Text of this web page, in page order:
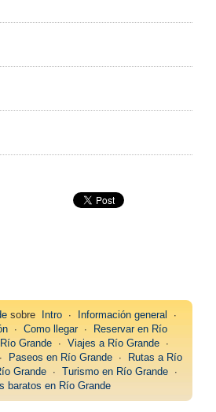
sobre Intro ∙ Información general
∙
∙ Como llegar∙
Reservar en Río
Grande ∙ Viajes a Río Grande ∙
Paseos en Río Grande∙
Rutas a Río
Grande∙ Turismo en Río Grande∙
baratos en Río Grande